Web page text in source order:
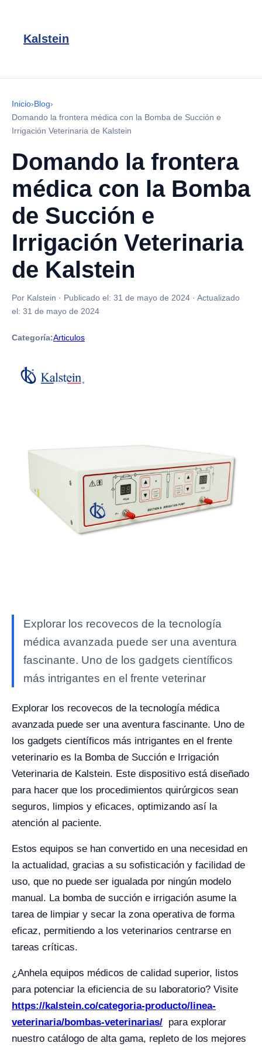
Kalstein
Inicio›Blog›
Domando la frontera médica con la Bomba de Succión e
Irrigación Veterinaria de Kalstein
Domando la frontera
médica con la Bomba
de Succión e
Irrigación Veterinaria
de Kalstein
Por Kalstein · Publicado el: 31 de mayo de 2024 · Actualizado
el: 31 de mayo de 2024
Categoría:Articulos
Explorar los recovecos de la tecnología
médica avanzada puede ser una aventura
fascinante. Uno de los gadgets científicos
más intrigantes en el frente veterinar
Explorar los recovecos de la tecnología médica
avanzada puede ser una aventura fascinante. Uno de
los gadgets científicos más intrigantes en el frente
veterinario es la Bomba de Succión e Irrigación
Veterinaria de Kalstein. Este dispositivo está diseñado
para hacer que los procedimientos quirúrgicos sean
seguros, limpios y eficaces, optimizando así la
atención al paciente.
Estos equipos se han convertido en una necesidad en
la actualidad, gracias a su sofisticación y facilidad de
uso, que no puede ser igualada por ningún modelo
manual. La bomba de succión e irrigación asume la
tarea de limpiar y secar la zona operativa de forma
eficaz, permitiendo a los veterinarios centrarse en
tareas críticas.
¿Anhela equipos médicos de calidad superior, listos
para potenciar la eficiencia de su laboratorio? Visite
https://kalstein.co/categoria-producto/linea-
veterinaria/bombas-veterinarias/ para explorar
nuestro catálogo de alta gama, repleto de los mejores